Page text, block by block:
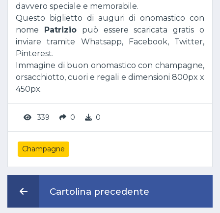
davvero speciale e memorabile.
Questo biglietto di auguri di onomastico con
nome Patriziopuò essere scaricata gratis o
inviare tramite Whatsapp, Facebook, Twitter,
Pinterest.
Immagine di buon onomastico con champagne,
orsacchiotto, cuori e regali e dimensioni 800px x
450px.
339 0 0
Champagne
Cartolina precedente